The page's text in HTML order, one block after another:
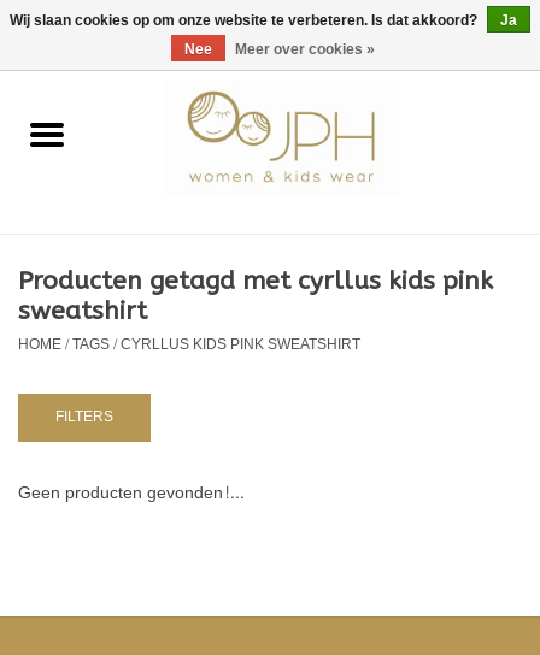
EUR/GBP/USD 0 Artikelen - €0,00
Home
Kids
Baby
Producten getagd met cyrllus kids pink
sweatshirt
HOME/TAGS/CYRLLUS KIDS PINK SWEATSHIRT
FILTERS
Geen producten gevonden!...
Wij slaan cookies op om onze website te verbeteren. Is dat akkoord?
Ja
Nee
Meer over cookies »